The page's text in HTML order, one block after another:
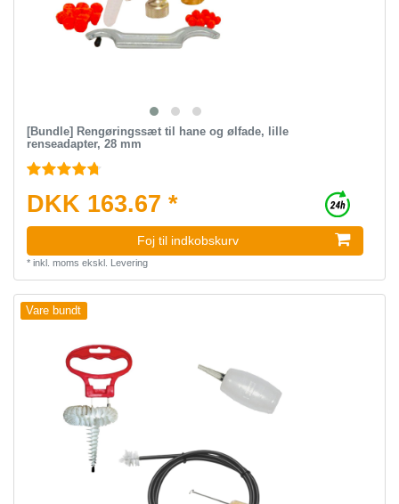
[Bundle] Rengøringssæt til hane og ølfade, lille
renseadapter, 28 mm
DKK 163.67 *
Foj til indkobskurv
* inkl. moms ekskl. Levering
Vare bundt